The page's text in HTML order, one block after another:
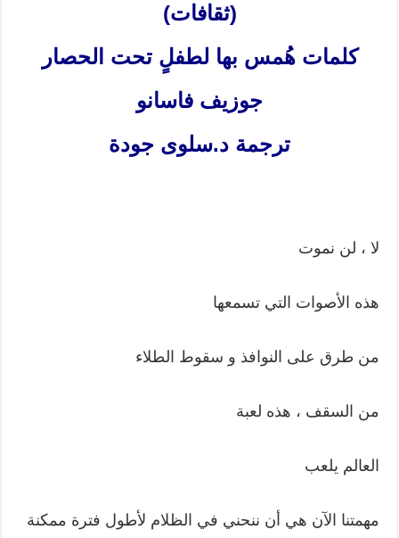
(ثقافات)
كلمات هُمس بها لطفلٍ تحت الحصار
جوزيف فاسانو
ترجمة د.سلوى جودة
لا ، لن نموت
هذه الأصوات التي تسمعها
من طرق على النوافذ و سقوط الطلاء
من السقف ، هذه لعبة
العالم يلعب
مهمتنا الآن هي أن ننحني في الظلام لأطول فترة ممكنة